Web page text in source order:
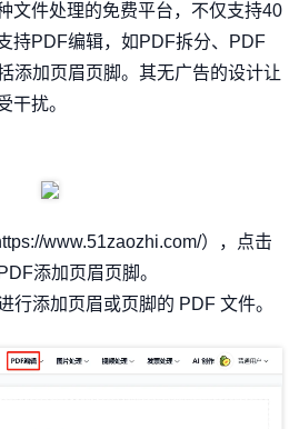
文件处理的免费平台，不仅支持40
持PDF编辑，如PDF拆分、PDF
添加页眉页脚。其无广告的设计让
干扰。
www.51zaozhi.com/），点击
添加页眉页脚。
行添加页眉或页脚的 PDF 文件。